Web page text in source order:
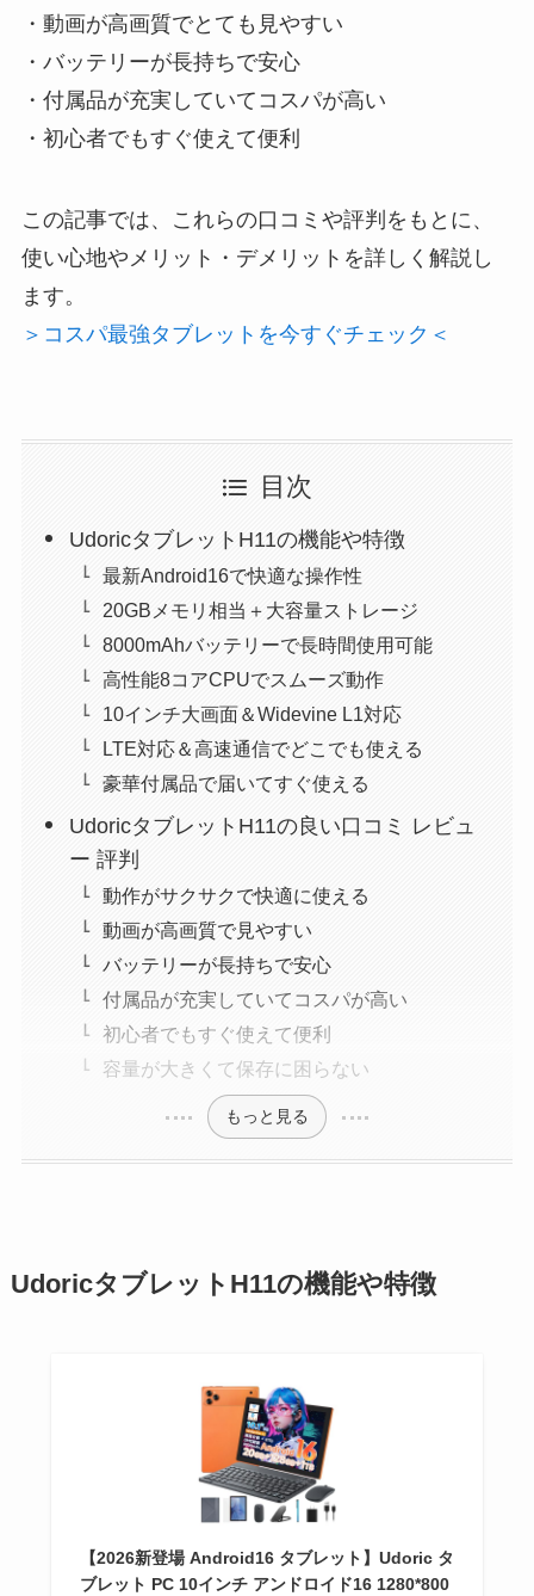
・動画が高画質でとても見やすい
・バッテリーが長持ちで安心
・付属品が充実していてコスパが高い
・初心者でもすぐ使えて便利
この記事では、これらの口コミや評判をもとに、
使い心地やメリット・デメリットを詳しく解説し
ます。
＞コスパ最強タブレットを今すぐチェック＜
目次
UdoricタブレットH11の機能や特徴
最新Android16で快適な操作性
20GBメモリ相当＋大容量ストレージ
8000mAhバッテリーで長時間使用可能
高性能8コアCPUでスムーズ動作
10インチ大画面＆Widevine L1対応
LTE対応＆高速通信でどこでも使える
豪華付属品で届いてすぐ使える
UdoricタブレットH11の良い口コミ レビュ
ー 評判
動作がサクサクで快適に使える
動画が高画質で見やすい
バッテリーが長持ちで安心
付属品が充実していてコスパが高い
初心者でもすぐ使えて便利
容量が大きくて保存に困らない
もっと見る
UdoricタブレットH11の機能や特徴
【2026新登場 Android16 タブレット】Udoric タ
ブレット PC 10インチ アンドロイド16 1280*800